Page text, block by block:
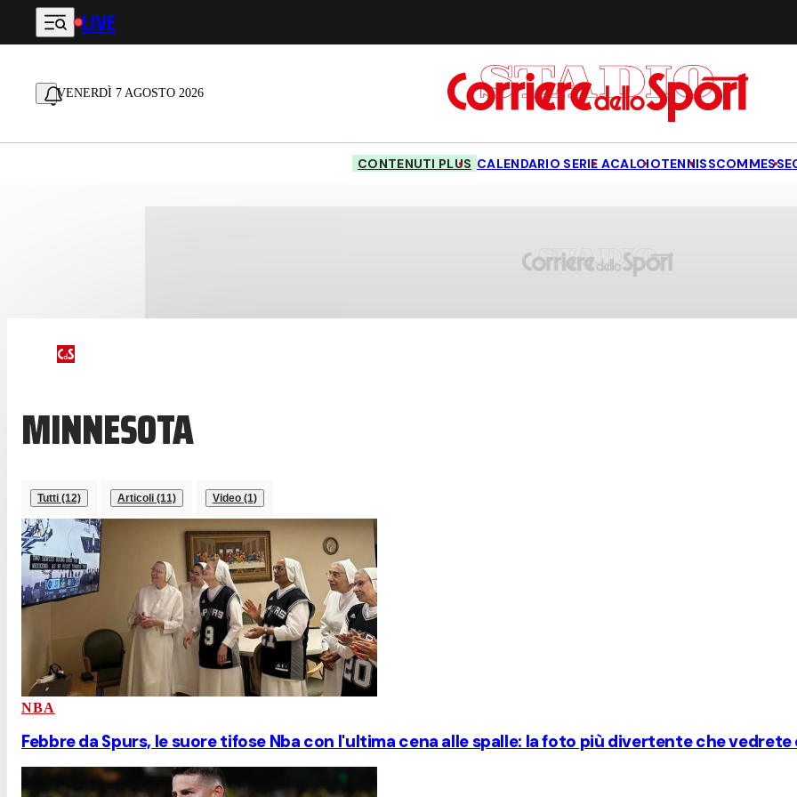
Vai al contenuto principale
LIVE
VENERDÌ 7 AGOSTO 2026
CONTENUTI PLUS CALENDARIO SERIE ACALCIOTENNISSCOMMESSE
MINNESOTA
Tutti (12) Articoli (11) Video (1)
NBA
Febbre da Spurs, le suore tifose Nba con l'ultima cena alle spalle: la foto più divertente che vedrete